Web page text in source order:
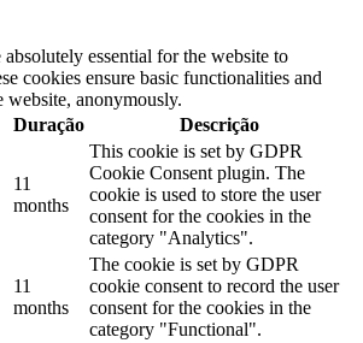
absolutely essential for the website to
cookies ensure basic functionalities and
website, anonymously.
Duração Descrição
11
months
This cookie is set by GDPR
Cookie Consent plugin. The
cookie is used to store the user
consent for the cookies in the
category "Analytics".
11
months
The cookie is set by GDPR
cookie consent to record the user
consent for the cookies in the
category "Functional".